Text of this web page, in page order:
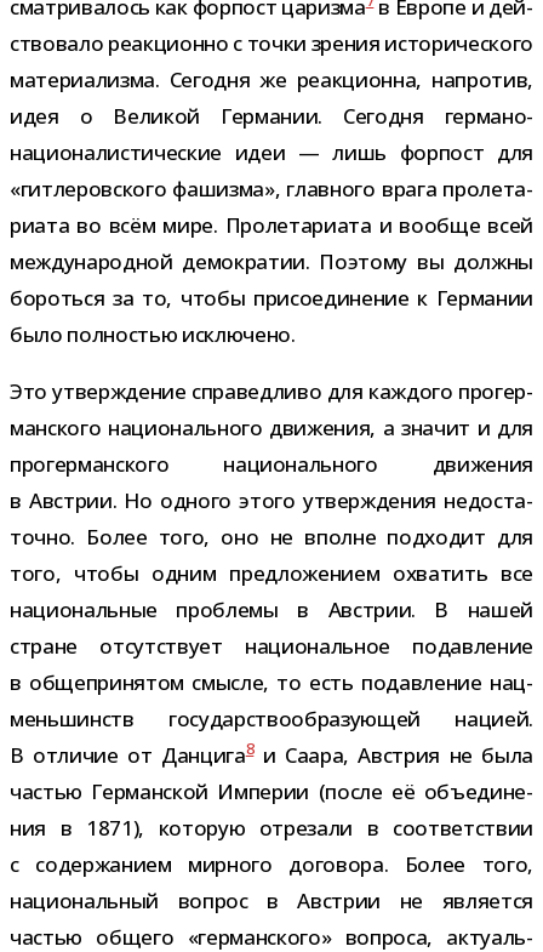
смат­ри­ва­лось как фор­пост царизма в Европе и дей­
ство­вало реак­ци­онно с точки зре­ния исто­ри­че­ского
мате­ри­а­лизма. Сегодня же реак­ци­онна, напро­тив,
идея о Великой Германии. Сегодня германо-​
националистические идеи — лишь фор­пост для
«гит­ле­ров­ского фашизма», глав­ного врага про­ле­та­
ри­ата во всём мире. Пролетариата и вообще всей
меж­ду­на­род­ной демо­кра­тии. Поэтому вы должны
бороться за то, чтобы при­со­еди­не­ние к Германии
было пол­но­стью исключено.
Это утвер­жде­ние спра­вед­ливо для каж­дого про­гер­
ман­ского наци­о­наль­ного дви­же­ния, а зна­чит и для
про­гер­ман­ского наци­о­наль­ного дви­же­ния
в Австрии. Но одного этого утвер­жде­ния недо­ста­
точно. Более того, оно не вполне под­хо­дит для
того, чтобы одним пред­ло­же­нием охва­тить все
наци­о­наль­ные про­блемы в Австрии. В нашей
стране отсут­ствует наци­о­наль­ное подав­ле­ние
в обще­при­ня­том смысле, то есть подав­ле­ние нац­
мень­шинств госу­дар­ство­об­ра­зу­ю­щей нацией.
В отли­чие от Данцига8и Саара, Австрия не была
частью Германской Империи (после её объ­еди­не­
ния в 1871), кото­рую отре­зали в соот­вет­ствии
с содер­жа­нием мир­ного дого­вора. Более того,
наци­о­наль­ный вопрос в Австрии не явля­ется
частью общего «гер­ман­ского» вопроса, акту­аль­